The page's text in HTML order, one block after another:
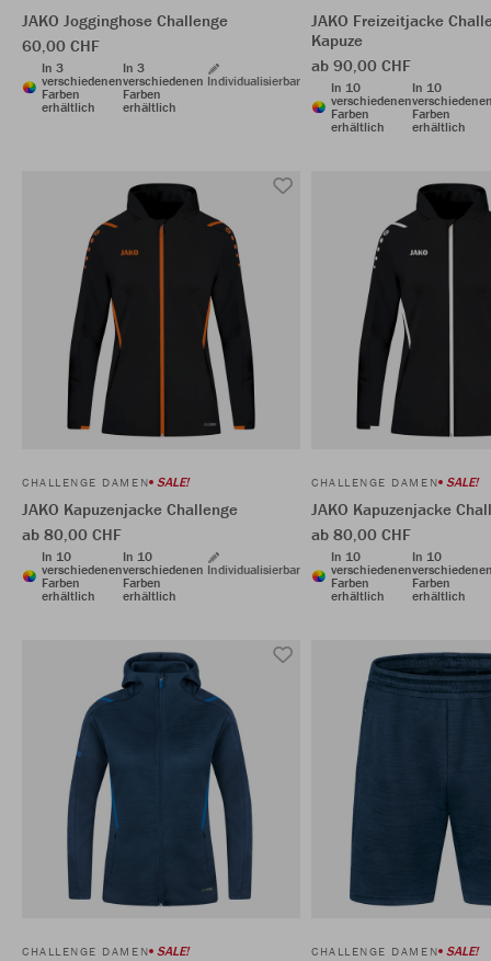
JAKO Jogginghose Challenge
60,00 CHF
In 3
verschiedenen
Farben
erhältlich
In 3
verschiedenen
Farben
erhältlich
Individualisierbar
JAKO Freizeitjacke
Kapuze
ab 90,00 CHF
In 10
verschiedenen
Farben
erhältlich
In 10
Farben
erhältlich
CHALLENGE DAMEN SALE!
JAKO Kapuzenjacke Challenge
ab 80,00 CHF
In 10
verschiedenen
Farben
erhältlich
In 10
verschiedenen
Farben
erhältlich
Individualisierbar
CHALLENGE DAMEN SALE!
JAKO Kapuzenjacke
ab 80,00 CHF
In 10
verschiedenen
Farben
erhältlich
In 10
Farben
erhältlich
CHALLENGE DAMEN SALE! CHALLENGE DAMEN SALE!